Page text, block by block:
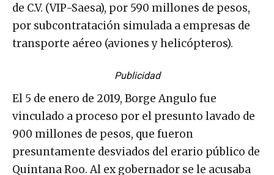
de C.V. (VIP-Saesa), por 590 millones de pesos,
por subcontratación simulada a empresas de
transporte aéreo (aviones y helicópteros).
Publicidad
El 5 de enero de 2019, Borge Angulo fue
vinculado a proceso por el presunto lavado de
900 millones de pesos, que fueron
presuntamente desviados del erario público de
Quintana Roo. Al ex gobernador se le acusaba